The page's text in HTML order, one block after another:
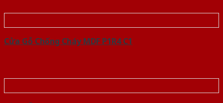
Cửa Gỗ Chống Cháy MDF P1R4 C1